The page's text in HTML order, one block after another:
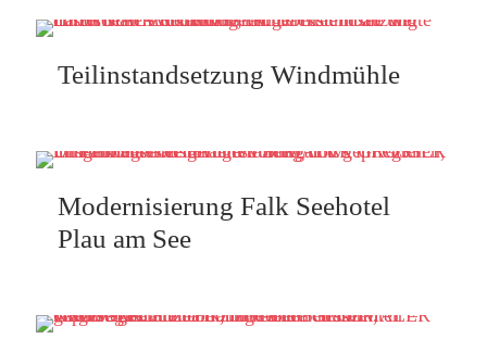
Teilinstandsetzung Windmühle
Modernisierung Falk Seehotel
Plau am See